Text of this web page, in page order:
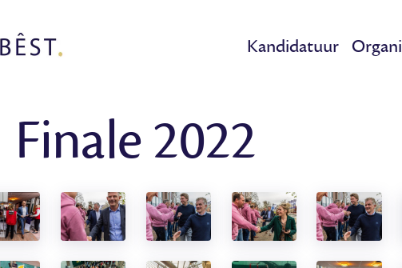
Kandidatuur
Finale 2022